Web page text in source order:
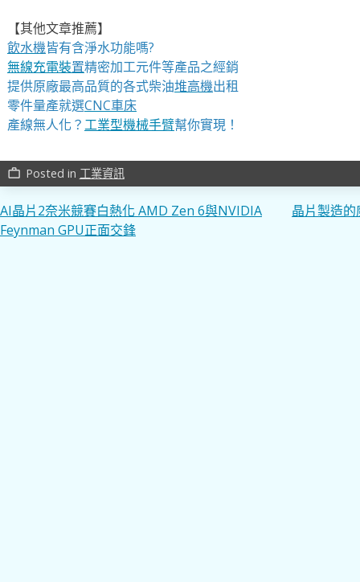
【其他文章推薦】
飲水機皆有含淨水功能嗎?
無線充電裝置精密加工元件等產品之經銷
提供原廠最高品質的各式柴油堆高機出租
零件量產就選CNC車床
產線無人化？工業型機械手臂幫你實現！
work_outline Posted in 工業資訊
文
章
AI晶片2奈米競賽白熱化 AMD Zen 6與NVIDIA
Feynman GPU正面交鋒
晶片製造